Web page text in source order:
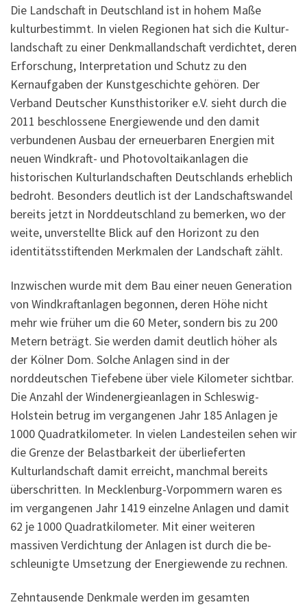
Die Landschaft in Deutschland ist in hohem Maße
kulturbestimmt. In vielen Regionen hat sich die Kultur­
landschaft zu einer Denkmallandschaft verdichtet, deren
Erfor­schung, Interpretation und Schutz zu den
Kernaufgaben der Kunstgeschichte gehören. Der
Verband Deutscher Kunsthistoriker e.V. sieht durch die
2011 be­schlos­sene Energie­­wende und den damit
verbundenen Ausbau der erneuerbaren Energien mit
neuen Windkraft- und Photovoltaik­anlagen die
historischen Kultur­landschaften Deutschlands erheblich
bedroht. Besonders deutlich ist der Landschaftswandel
bereits jetzt in Nord­deutschland zu bemer­ken, wo der
weite, unverstellte Blick auf den Horizont zu den
identitäts­stiftenden Merkmalen der Landschaft zählt.
Inzwischen wurde mit dem Bau einer neuen Generation
von Windkraft­anlagen be­gonnen, deren Höhe nicht
mehr wie früher um die 60 Meter, sondern bis zu 200
Metern beträgt. Sie werden damit deutlich höher als
der Kölner Dom. Solche Anlagen sind in der
norddeutschen Tiefebene über viele Kilometer sichtbar.
Die Anzahl der Wind­energie­anlagen in Schleswig-
Holstein betrug im vergangenen Jahr 185 Anlagen je
1000 Quadratkilometer. In vielen Landes­teilen sehen wir
die Grenze der Belast­barkeit der überlieferten
Kulturlandschaft damit erreicht, manchmal bereits
über­schritten. In Mecklenburg-Vorpommern waren es
im vergangenen Jahr 1419 einzelne Anlagen und damit
62 je 1000 Qua­drat­kilometer. Mit einer weiteren
massiven Verdich­tung der Anlagen ist durch die be­
schleunigte Umsetzung der Energiewende zu rechnen.
Zehntausende Denkmale werden im gesamten